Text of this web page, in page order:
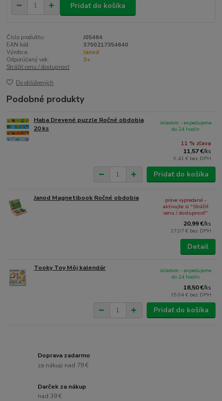
Pridať do košíka
Číslo produktu:
J05464
EAN kód:
3700217354640
Výrobca:
Janod
Odporúčaný vek:
3+
Strážiť cenu / dostupnosť
Do obľúbených
Podobné produkty
Haba Drevené puzzle Ročné obdobia
20 ks
11 % zľava
11,57 €/ks
9,41 € bez DPH
skladom - expedujeme
do 24 hodín
Pridať do košíka
Janod Magnetibook Ročné obdobia
20,99 €/ks
17,07 € bez DPH
práve vypredané -
aktivujte si "Strážiť
cenu / dostupnosť"
Detail
Tooky Toy Môj kalendár
18,50 €/ks
15,04 € bez DPH
skladom - expedujeme
do 24 hodín
Pridať do košíka
Doprava zadarmo
za nákup nad 79 €
Darček za nákup
nad 39 €